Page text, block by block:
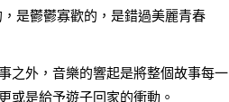
是鬱鬱寡歡的，是錯過美麗青春
之外，音樂的響起是將整個故事每一
或是給予遊子回家的衝動。